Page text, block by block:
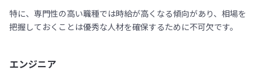
特に、専門性の高い職種では時給が高くなる傾向があり、相場を
把握しておくことは優秀な人材を確保するために不可欠です。
エンジニア